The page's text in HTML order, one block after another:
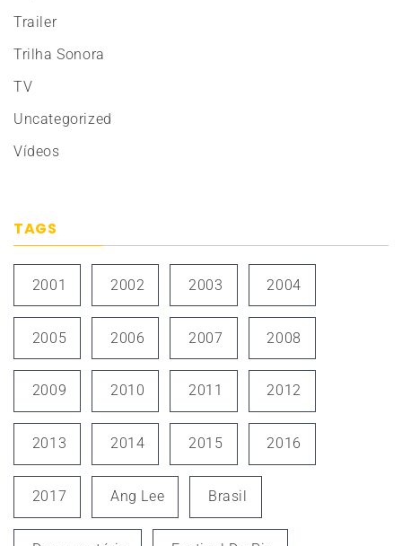
Trailer
Trilha Sonora
TV
Uncategorized
Vídeos
TAGS
2001 2002 2003 2004
2005 2006 2007 2008
2009 2010 2011 2012
2013 2014 2015 2016
2017 Ang Lee Brasil